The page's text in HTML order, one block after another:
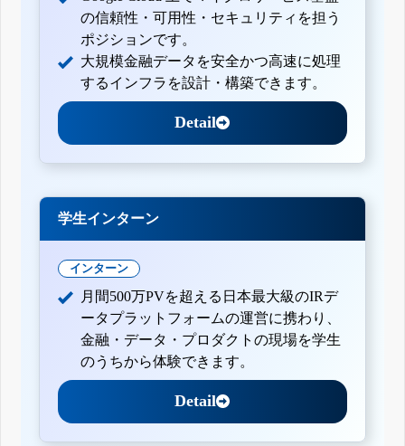
の信頼性・可用性・セキュリティを担う
ポジションです。
大規模金融データを安全かつ高速に処理
するインフラを設計・構築できます。
Detail
学生インターン
インターン
月間500万PVを超える日本最大級のIRデ
ータプラットフォームの運営に携わり、
金融・データ・プロダクトの現場を学生
のうちから体験できます。
Detail